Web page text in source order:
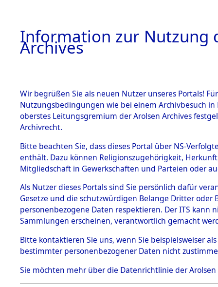
BESTÄNDE
1.
mente
5. Verschiedenes
5.3
Todesmärsche
5.3.1 Alliierte
Erhebungen
zu
Todesmärsch
en
5.3.2
über
US-
Information zur Nutzung
Archives
Wir begrüßen Sie als neuen Nutzer unseres Portals!
Nutzungsbedingungen wie bei einem Archivbesuch
oberstes Leitungsgremium der Arolsen Archives
Archivrecht.
Bitte beachten Sie, dass dieses Portal über NS-
enthält. Dazu können Religionszugehörigkeit,
Mitgliedschaft in Gewerkschaften und Parteien oder
Als Nutzer dieses Portals sind Sie persönlich dafür
Gesetze und die schutzwürdigen Belange Dritter
personenbezogene Daten respektieren. Der ITS
Sammlungen erscheinen, verantwortlich gemacht
Bitte kontaktieren Sie uns, wenn Sie beispielsweiser
bestimmter personenbezogener Daten nicht
Sie möchten mehr über die Datenrichtlinie der Arolsen